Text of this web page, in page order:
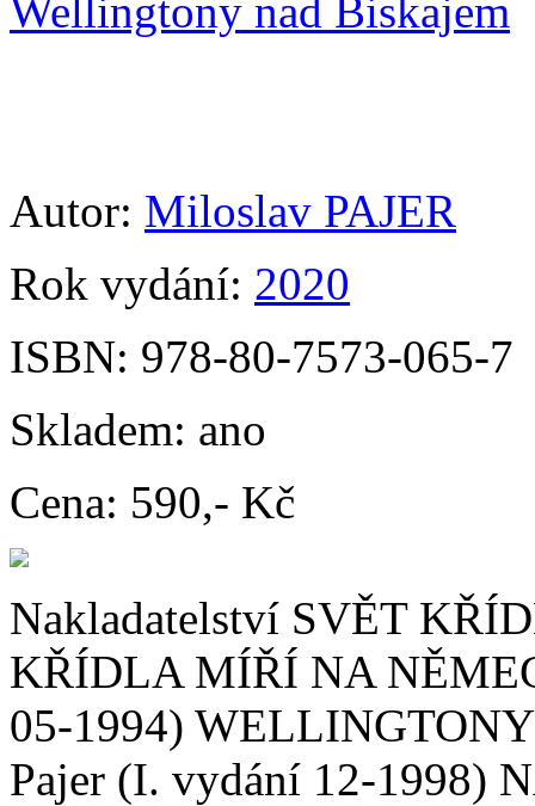
Wellingtony nad Biskajem
Autor: Miloslav PAJER
Rok vydání: 2020
ISBN: 978-80-7573-065-7
Skladem: ano
Cena: 590,- Kč
Nakladatelství SVĚT
KŘÍDLA MÍŘÍ NA
05-1994)
Pajer (I. vydání 12-1998)